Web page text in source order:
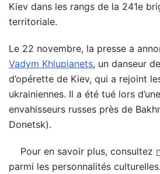
Kiev dans les rangs de la 241e
territoriale.
Le 22 novembre, la presse a
Vadym Khlupianets, un danseur
d’opérette de Kiev, qui a rejoint
ukrainiennes. Il a été tué lors
envahisseurs russes près de
Donetsk).
Pour en savoir plus, consultez
parmi les personnalités culturelles.